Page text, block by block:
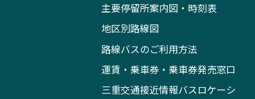
主要停留所案内図・時刻表
地区別路線図
路線バスのご利用方法
運賃・乗車券・乗車券発売窓口
三重交通接近情報バスロケーシ